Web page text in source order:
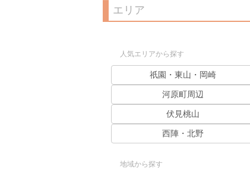
エリア
人気エリアから探す
祇園・東山・岡崎
河原町周辺
伏見桃山
西陣・北野
地域から探す